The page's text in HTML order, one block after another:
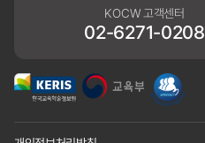
KOCW 고객센터
02-6271-0208